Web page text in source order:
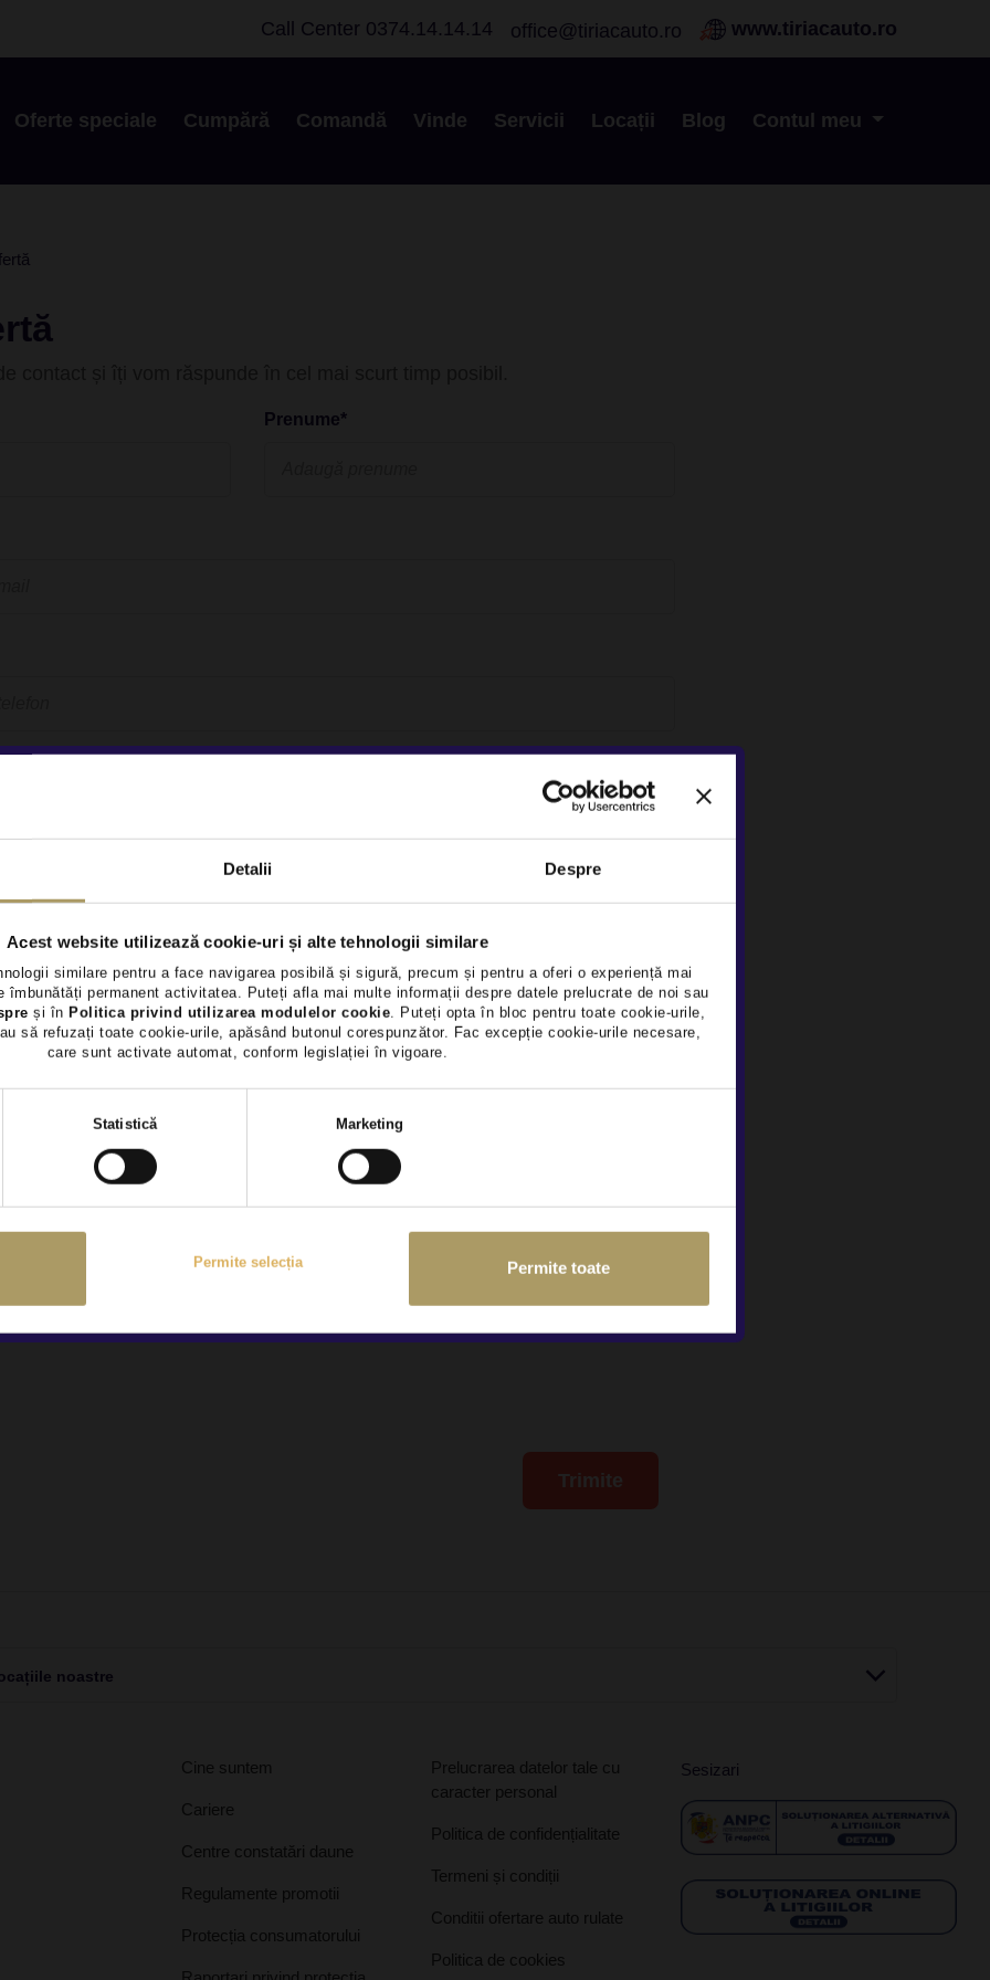
Detalii Despre
Acest website utilizează cookie-uri și alte tehnologii similare
similare pentru a face navigarea posibilă și sigură, precum și pentru a oferi o experiență mai
îmbunătăți permanent activitatea. Puteți afla mai multe informații despre datele prelucrate de noi sau
și în Politica privind utilizarea modulelor cookie. Puteți opta în bloc pentru toate cookie-urile,
să refuzați toate cookie-urile, apăsând butonul corespunzător. Fac excepție cookie-urile necesare,
care sunt activate automat, conform legislației în vigoare.
consimțământului
Statistică Marketing
Permite selecția Permite toate
Call Center 0374.14.14.14 office@tiriacauto.ro www.tiriacauto.ro
Oferte speciale Cumpără Comandă Vinde Servicii Locații Blog Contul meu
Prenume*
veti fi contactat de un consultant de vanzari pentru stabilirea
test-drive-ului cu modelul ales.
nota de informare GDPR
18 ani impliniti
o anumita oferta postata pe website, puteti aflaaicicum va prelucram datele
Auto să utilizeze informațiile completate de dvs. pentru a vă contacta în scopuri de
ocazional pentru sondaje despre produsele și serviciile Țiriac Auto, în condițiile
Trimite
noastre
Cine suntem
Cariere
Centre constatări daune
Regulamente promotii
Protecția consumatorului
Prelucrarea datelor tale cu
caracter personal
Politica de confidențialitate
Termeni și condiții
Conditii ofertare auto rulate
Politica de cookies
Sesizari
×